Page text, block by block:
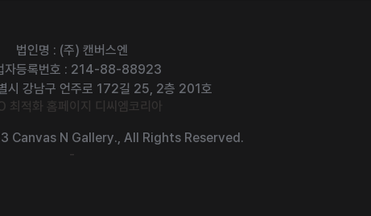
법인명 : (주) 캔버스엔
자등록번호 : 214-88-88923
시 강남구 언주로 172길 25, 2층 201호
최적화 홈페이지 디씨엠코리아
Canvas N Gallery., All Rights Reserved.
-